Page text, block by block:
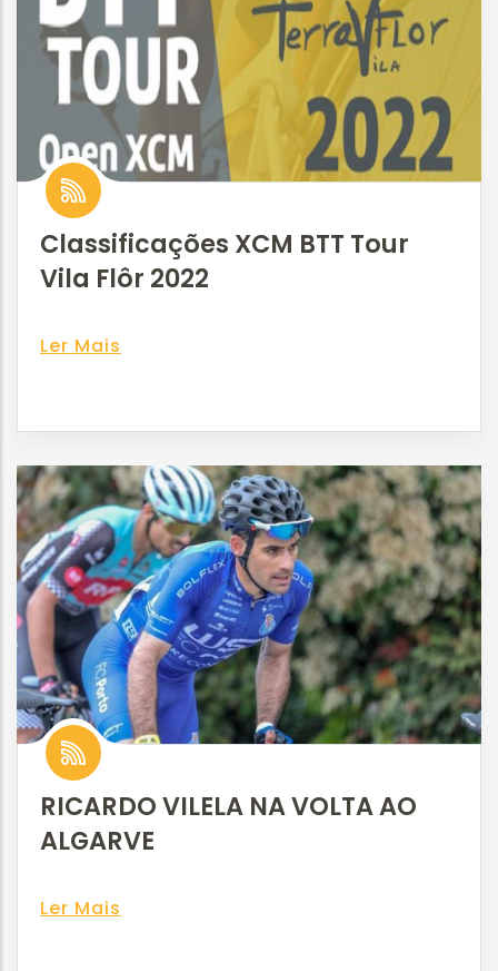
Classificações XCM BTT Tour
Vila Flôr 2022
Ler Mais
RICARDO VILELA NA VOLTA AO
ALGARVE
Ler Mais